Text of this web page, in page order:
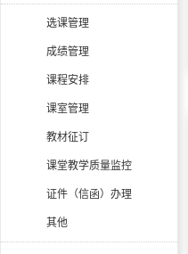
选课管理
成绩管理
课程安排
课室管理
教材征订
课堂教学质量监控
证件（信函）办理
其他